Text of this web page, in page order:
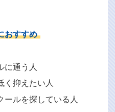
おすすめ
に通う人
く抑えたい人
ールを探している人